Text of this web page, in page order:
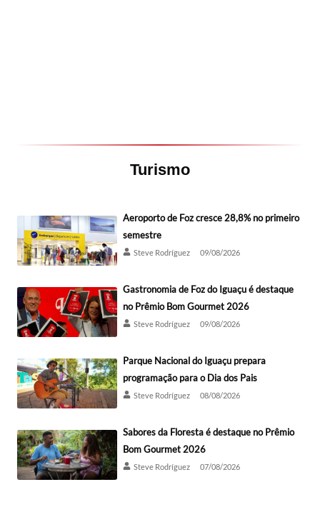
Turismo
Aeroporto de Foz cresce 28,8% no primeiro
semestre
Steve Rodríguez 09/08/2026
Gastronomia de Foz do Iguaçu é destaque
no Prêmio Bom Gourmet 2026
Steve Rodríguez 09/08/2026
Parque Nacional do Iguaçu prepara
programação para o Dia dos Pais
Steve Rodríguez 08/08/2026
Sabores da Floresta é destaque no Prêmio
Bom Gourmet 2026
Steve Rodríguez 07/08/2026